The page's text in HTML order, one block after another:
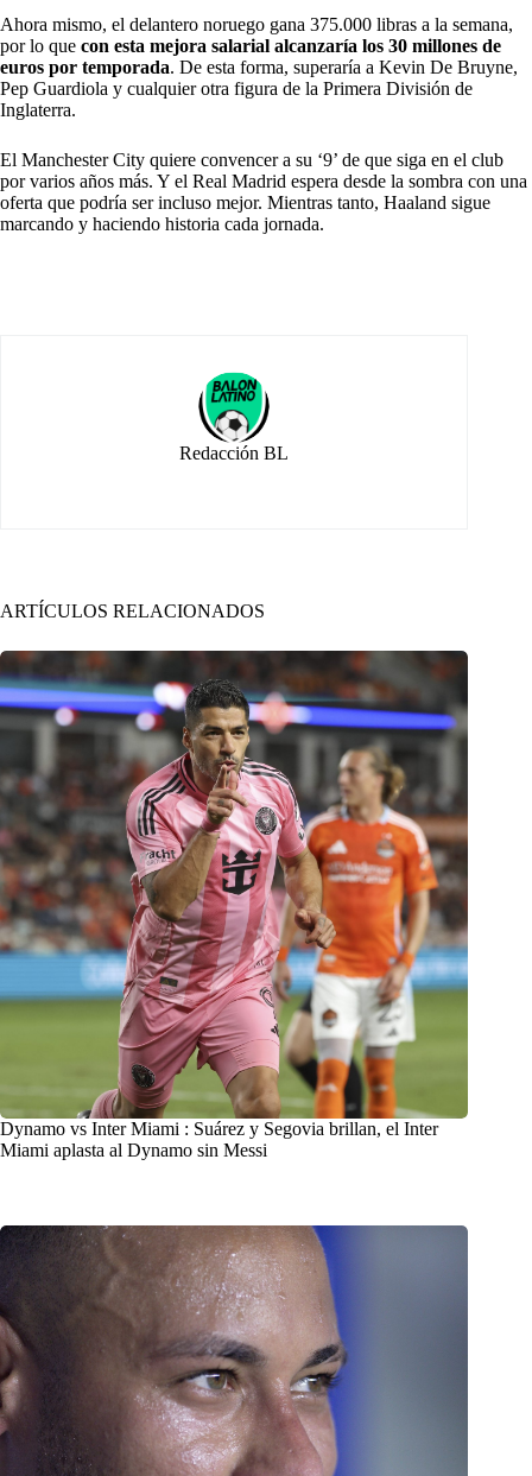
Ahora mismo, el delantero noruego gana 375.000 libras a la semana,
por lo que con esta mejora salarial alcanzaría los 30 millones de
euros por temporada. De esta forma, superaría a Kevin De Bruyne,
Pep Guardiola y cualquier otra figura de la Primera División de
Inglaterra.
El Manchester City quiere convencer a su ‘9’ de que siga en el club
por varios años más. Y el Real Madrid espera desde la sombra con una
oferta que podría ser incluso mejor. Mientras tanto, Haaland sigue
marcando y haciendo historia cada jornada.
Redacción BL
ARTÍCULOS RELACIONADOS
Dynamo vs Inter Miami : Suárez y Segovia brillan, el Inter
Miami aplasta al Dynamo sin Messi